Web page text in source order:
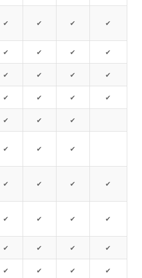
✔ ✔ ✔ ✔
✔ ✔ ✔ ✔
✔ ✔ ✔ ✔
✔ ✔ ✔ ✔
✔ ✔ ✔
✔ ✔ ✔
✔ ✔ ✔ ✔
✔ ✔ ✔ ✔
✔ ✔ ✔ ✔
✔ ✔ ✔ ✔